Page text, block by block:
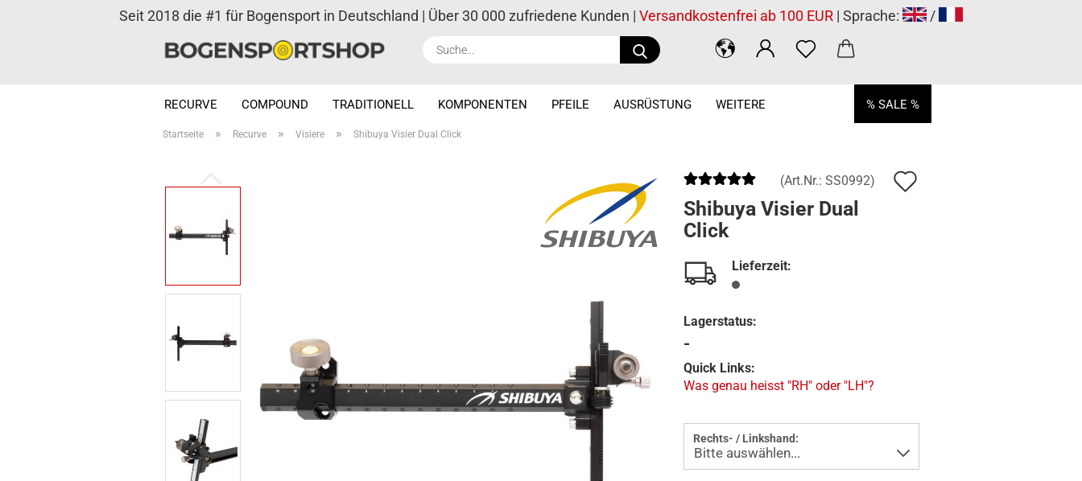
Suche...
Seit 2018 die #1 für Bogensport in Deutschland | Über 30 000 zufriedene Kunden | Versandkostenfrei ab 100 EUR | Sprache: /
RECURVE COMPOUND TRADITIONELL KOMPONENTEN PFEILE AUSRÜSTUNG % SALE %
WEITERE
Startseite » Recurve » Visiere » Shibuya Visier Dual Click
(Art.Nr.: SS0992)
Shibuya Visier Dual
Click
Lieferzeit:
Lagerstatus:
-
Quick Links:
Was genau heisst "RH" oder "LH"?
Rechts- / Linkshand: